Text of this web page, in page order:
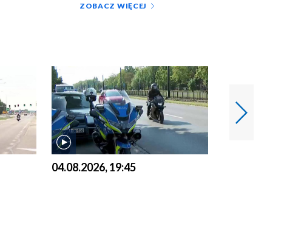
ZOBACZ WIĘCEJ
04.08.2026, 19:45